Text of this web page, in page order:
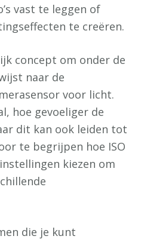
vast te leggen of
te creëren.
concept om onder de
naar de
voor licht.
hoe gevoeliger de
dit kan ook leiden tot
te begrijpen hoe ISO
kiezen om
die je kunt